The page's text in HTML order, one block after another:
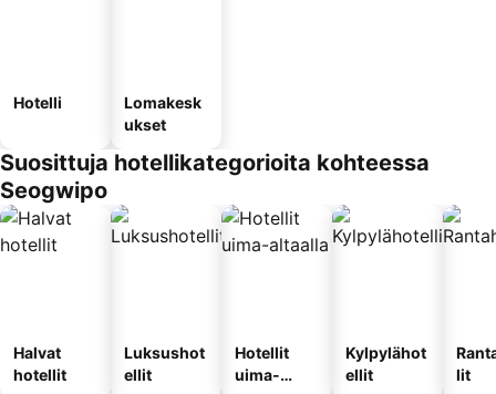
Hotelli
Lomakesk
ukset
Suosittuja hotellikategorioita kohteessa
Seogwipo
Halvat
hotellit
Luksushot
ellit
Hotellit
uima-
Kylpylähot
ellit
lit